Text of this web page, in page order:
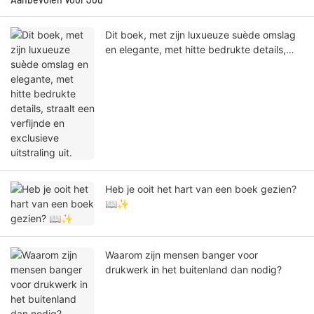
Dit boek, met zijn luxueuze suède omslag
en elegante, met hitte bedrukte details,
Heb je ooit het hart van een boek gezien?
📖✨
Waarom zijn mensen banger voor
drukwerk in het buitenland dan nodig?